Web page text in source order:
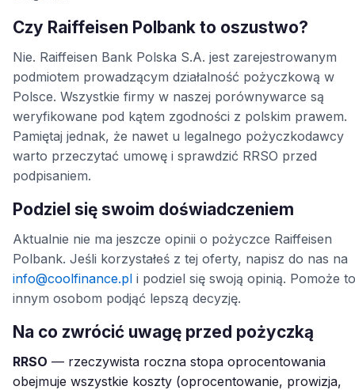
Czy Raiffeisen Polbank to oszustwo?
Nie. Raiffeisen Bank Polska S.A. jest zarejestrowanym
podmiotem prowadzącym działalność pożyczkową w
Polsce. Wszystkie firmy w naszej porównywarce są
weryfikowane pod kątem zgodności z polskim prawem.
Pamiętaj jednak, że nawet u legalnego pożyczkodawcy
warto przeczytać umowę i sprawdzić RRSO przed
podpisaniem.
Podziel się swoim doświadczeniem
Aktualnie nie ma jeszcze opinii o pożyczce Raiffeisen
Polbank. Jeśli korzystałeś z tej oferty, napisz do nas na
info@coolfinance.pl i podziel się swoją opinią. Pomoże to
innym osobom podjąć lepszą decyzję.
Na co zwrócić uwagę przed pożyczką
RRSO — rzeczywista roczna stopa oprocentowania
obejmuje wszystkie koszty (oprocentowanie, prowizja,